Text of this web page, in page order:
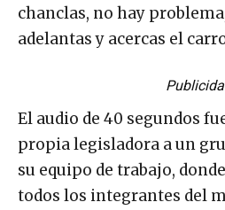
chanclas, no hay
adelantas y acercas el
El audio de 40 segundos
propia legisladora a un
su equipo de trabajo,
todos los integrantes del